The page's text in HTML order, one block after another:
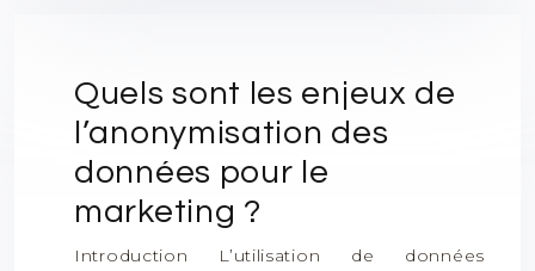
Quels sont les enjeux de
l’anonymisation des
données pour le
marketing ?
Introduction L’utilisation de données